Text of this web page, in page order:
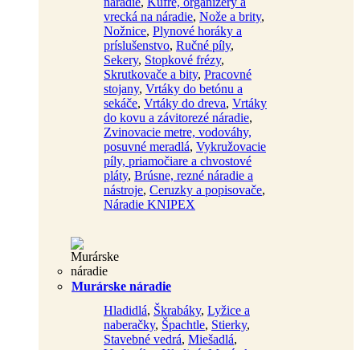
vrecká na náradie, Nože a brity,
Nožnice, Plynové horáky a
príslušenstvo, Ručné píly,
Sekery, Stopkové frézy,
Skrutkovače a bity, Pracovné
stojany, Vrtáky do betónu a
sekáče, Vrtáky do dreva, Vrtáky
do kovu a závitorezé náradie,
Zvinovacie metre, vodováhy,
posuvné meradlá, Vykružovacie
píly, priamočiare a chvostové
pláty, Brúsne, rezné náradie a
nástroje, Ceruzky a popisovače,
Náradie KNIPEX
Murárske náradie
Hladidlá, Škrabáky, Lyžice a
naberačky, Špachtle, Stierky,
Stavebné vedrá, Miešadlá,